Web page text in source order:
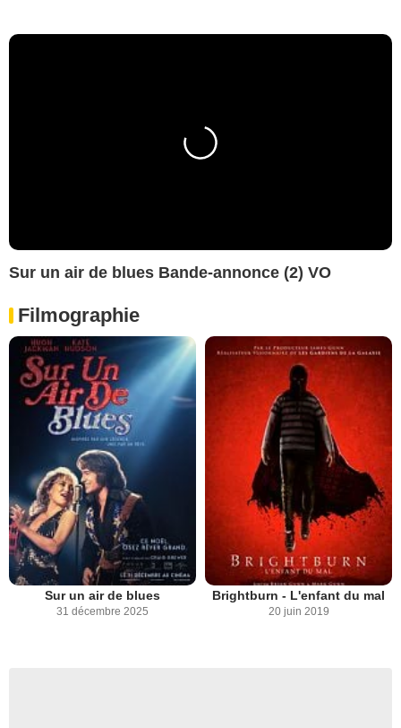
Sur un air de blues Bande-annonce (2) VO
Filmographie
Sur un air de blues
31 décembre 2025
Brightburn - L'enfant du mal
20 juin 2019